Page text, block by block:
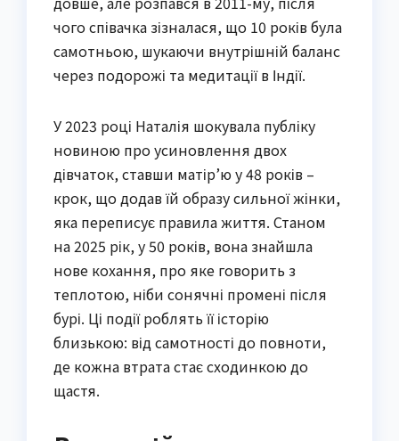
чого співачка зізналася, що 10 років була
самотньою, шукаючи внутрішній баланс
через подорожі та медитації в Індії.
У 2023 році Наталія шокувала публіку
новиною про усиновлення двох
дівчаток, ставши матір’ю у 48 років –
крок, що додав їй образу сильної жінки,
яка переписує правила життя. Станом
на 2025 рік, у 50 років, вона знайшла
нове кохання, про яке говорить з
теплотою, ніби сонячні промені після
бурі. Ці події роблять її історію
близькою: від самотності до повноти,
де кожна втрата стає сходинкою до
щастя.